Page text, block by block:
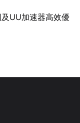
UU加速器高效優